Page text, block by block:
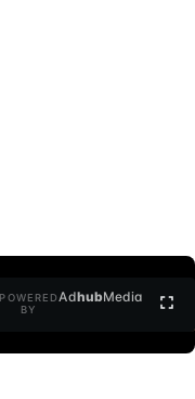
POWERED
BY
AdhubMedia